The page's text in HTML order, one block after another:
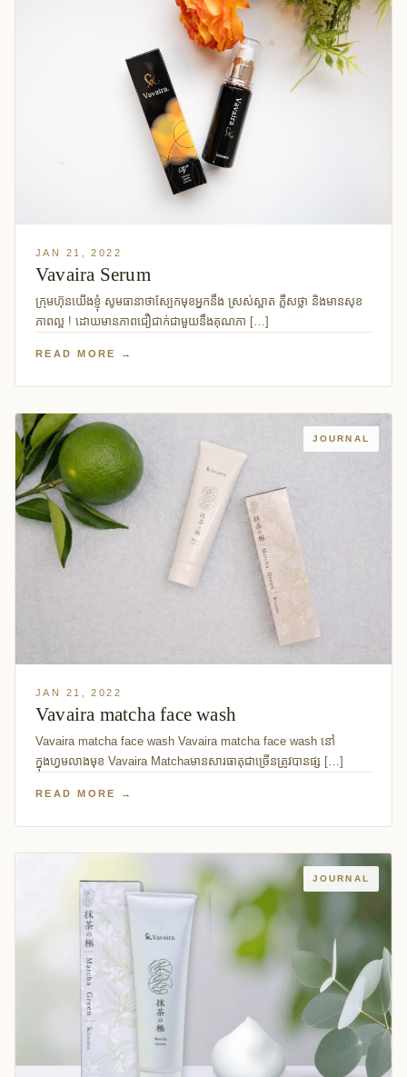
JAN 21, 2022
Vavaira Serum​
ក្រុមហ៊ុនយើងខ្ញុំ សូមធានាថាស្បែកមុខអ្នកនឹង ស្រស់ស្អាត ភ្លឺសថ្លា និងមានសុខ
ភាពល្អ ! ដោយមានភាពជឿជាក់ជាមួយនឹងគុណភា […]
READ MORE →
JOURNAL
JAN 21, 2022
Vavaira matcha face wash
Vavaira matcha face wash Vavaira matcha face wash នៅ
ក្នុងហ្វមលាងមុខ Vavaira Matchaមានសារធាតុជាច្រើនត្រូវបានផ្ស […]
READ MORE →
JOURNAL